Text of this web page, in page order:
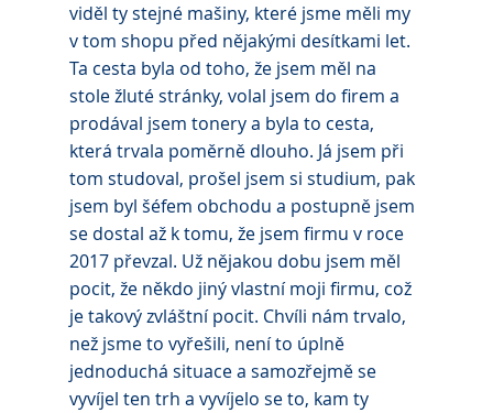
viděl ty stejné mašiny, které jsme měli my
v tom shopu před nějakými desítkami let.
Ta cesta byla od toho, že jsem měl na
stole žluté stránky, volal jsem do firem a
prodával jsem tonery a byla to cesta,
která trvala poměrně dlouho. Já jsem při
tom studoval, prošel jsem si studium, pak
jsem byl šéfem obchodu a postupně jsem
se dostal až k tomu, že jsem firmu v roce
2017 převzal. Už nějakou dobu jsem měl
pocit, že někdo jiný vlastní moji firmu, což
je takový zvláštní pocit. Chvíli nám trvalo,
než jsme to vyřešili, není to úplně
jednoduchá situace a samozřejmě se
vyvíjel ten trh a vyvíjelo se to, kam ty